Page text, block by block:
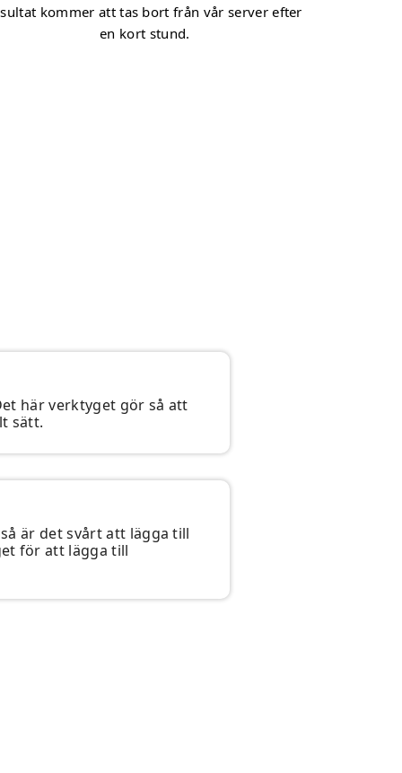
kommer att tas bort från vår server efter
en kort stund.
här verktyget gör så att
sätt.
är det svårt att lägga till
för att lägga till